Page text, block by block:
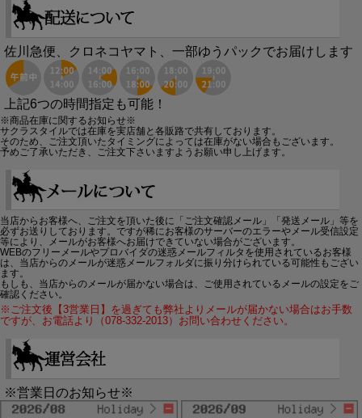
佐川急便、クロネコヤマト、一部ゆうパックでお届けします
上記6つの時間指定も可能！
※商品在庫に関するお知らせ※
サクラスタイルでは在庫を実店舗と各販路で共有しております。
そのため、ご注文頂いたタイミングによっては在庫がない場合もございます。
予めご了承いただき、ご注文下さいますようお願い申し上げます。
当店からお客様へ、ご注文を頂いた後に「ご注文確認メール」「発送メール」等を
必ずお送りしております。ですが稀にお客様のサーバーのエラーやメール受信設定
等により、メールがお客様へお届けできていない場合がございます。
WEBのフリーメールやプロバイダの迷惑メールフィルタを使用されているお客様
は、当店からのメールが迷惑メールフォルダに振り分けられている可能性もござい
ます。
もしも、当店からのメールが届かない場合は、ご使用されているメールの設定をご
確認ください。
※ご注文後【3営業日】を過ぎても弊社よりメールが届かない場合はお手数
ですが、お電話より（078-332-2013）お問い合わせください。
※営業日のお知らせ※